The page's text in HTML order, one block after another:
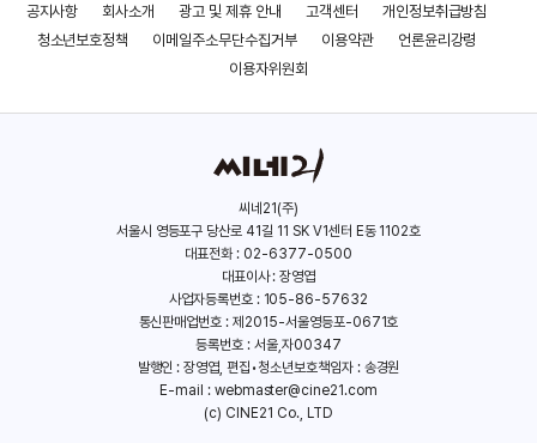
블루 자이언트 도쿄 리벤저스2: 결전
공지사항 회사소개 광고 및 제휴 안내 고객센터
개인정보취급방침
청소년보호정책
이메일주소무단수집거부 이용약관
언론윤리강령
이용자위원회
씨네21(주)
서울시 영등포구 당산로 41길 11 SK V1센터 E동 1102호
대표전화 : 02-6377-0500
대표이사 : 장영엽
사업자등록번호 : 105-86-57632
통신판매업번호 : 제2015-서울영등포-0671호
등록번호 : 서울,자00347
발행인 : 장영엽, 편집•청소년보호책임자 : 송경원
E-mail : webmaster@cine21.com
(c) CINE21 Co., LTD